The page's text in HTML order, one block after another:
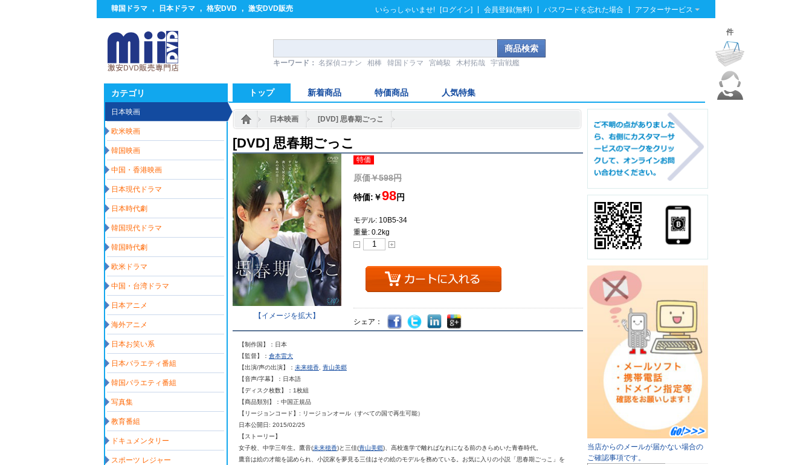
韓国ドラマ , 日本ドラマ , 格安DVD , 激安DVD販売 いらっしゃいませ! [ログイン] 会員登録(無料) パスワードを忘れた場合 アフターサービス
キーワード： 名探偵コナン 相棒 韓国ドラマ 宮崎駿 木村拓哉 宇宙戦艦
カテゴリ トップ 新着商品 特価商品 人気特集
件
日本映画
欧米映画
韓国映画
中国・香港映画
日本現代ドラマ
日本時代劇
韓国現代ドラマ
韓国時代劇
欧米ドラマ
中国・台湾ドラマ
日本アニメ
海外アニメ
日本お笑い系
日本バラエティ番組
韓国バラエティ番組
写真集
教育番組
ドキュメンタリー
スポーツ レジャー
日本映画 [DVD] 思春期ごっこ
[DVD] 思春期ごっこ
【イメージを拡大】
特価
原価￥598円
特価:￥98円
モデル: 10B5-34
重量: 0.2kg
シェア：
【制作国】：日本
【監督】： 倉本雷大
【出演/声の出演】： 未来穂香 青山美郷
【音声/字幕】：日本語
【ディスク枚数】： 1枚組
【商品類別】：中国正規品
【リージョンコード】 : リージョンオール（すべての国で再生可能）
日本公開日 : 2015/02/25
【ストーリー】
女子校、中学三年生。鷹音(未来穂香)と三佳(青山美郷) 、高校進学で離ればなれになる前のきらめいた青春時代。
鷹音は絵の才能を認められ、小説家を夢見る三佳はその絵のモデルを務めている。お気に入りの小説「思春期ごっこ」を
当店からのメールが届かない場合の
ご確認事項です。